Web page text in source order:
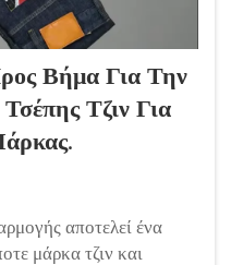
Βήμα Για Την
Τζιν Για
αποτελεί ένα
μάρκα τζιν και